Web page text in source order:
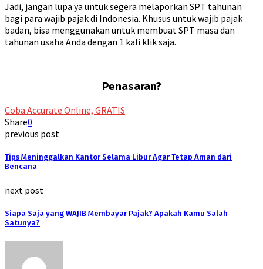
Jadi, jangan lupa ya untuk segera melaporkan SPT tahunan
bagi para wajib pajak di Indonesia. Khusus untuk wajib pajak
badan, bisa menggunakan untuk membuat SPT masa dan
tahunan usaha Anda dengan 1 kali klik saja.
Penasaran?
Coba Accurate Online, GRATIS
Share0
previous post
Tips Meninggalkan Kantor Selama Libur Agar Tetap Aman dari
Bencana
next post
Siapa Saja yang WAJIB Membayar Pajak? Apakah Kamu Salah
Satunya?